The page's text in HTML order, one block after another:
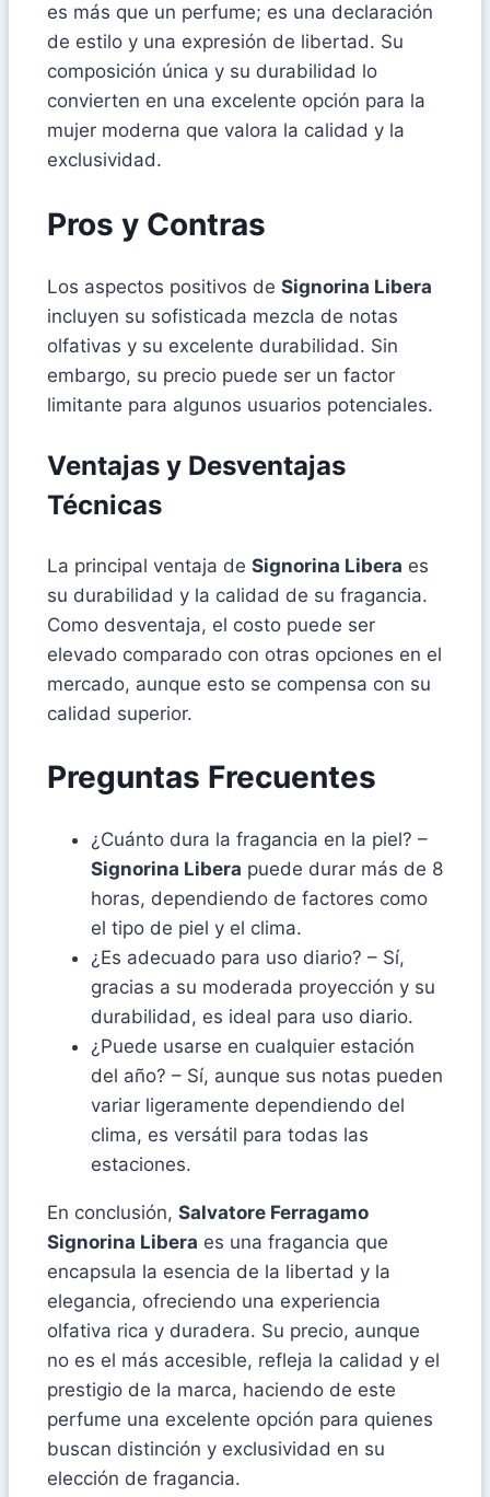
es más que un perfume; es una declaración
de estilo y una expresión de libertad. Su
composición única y su durabilidad lo
convierten en una excelente opción para la
mujer moderna que valora la calidad y la
exclusividad.
Pros y Contras
Los aspectos positivos de Signorina Libera
incluyen su sofisticada mezcla de notas
olfativas y su excelente durabilidad. Sin
embargo, su precio puede ser un factor
limitante para algunos usuarios potenciales.
Ventajas y Desventajas
Técnicas
La principal ventaja de Signorina Libera es
su durabilidad y la calidad de su fragancia.
Como desventaja, el costo puede ser
elevado comparado con otras opciones en el
mercado, aunque esto se compensa con su
calidad superior.
Preguntas Frecuentes
¿Cuánto dura la fragancia en la piel? –
Signorina Libera puede durar más de 8
horas, dependiendo de factores como
el tipo de piel y el clima.
¿Es adecuado para uso diario? – Sí,
gracias a su moderada proyección y su
durabilidad, es ideal para uso diario.
¿Puede usarse en cualquier estación
del año? – Sí, aunque sus notas pueden
variar ligeramente dependiendo del
clima, es versátil para todas las
estaciones.
En conclusión, Salvatore Ferragamo
Signorina Libera es una fragancia que
encapsula la esencia de la libertad y la
elegancia, ofreciendo una experiencia
olfativa rica y duradera. Su precio, aunque
no es el más accesible, refleja la calidad y el
prestigio de la marca, haciendo de este
perfume una excelente opción para quienes
buscan distinción y exclusividad en su
elección de fragancia.